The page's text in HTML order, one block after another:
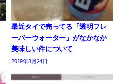
最近タイで売ってる「透明フレ
ーバーウォーター」がなかなか
美味しい件について
2019年3月24日